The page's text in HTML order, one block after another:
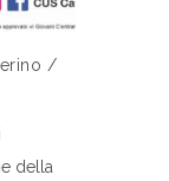
/
della